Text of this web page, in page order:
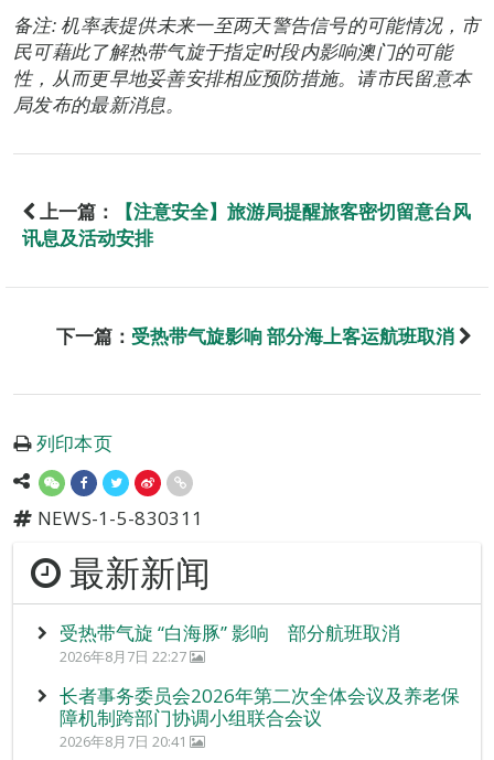
备注: 机率表提供未来一至两天警告信号的可能情况，市
民可藉此了解热带气旋于指定时段内影响澳门的可能
性，从而更早地妥善安排相应预防措施。请市民留意本
局发布的最新消息。
上一篇：
【注意安全】旅游局提醒旅客密切留意台风
讯息及活动安排
下一篇： 受热带气旋影响 部分海上客运航班取消
列印本页
NEWS-1-5-830311
最新新闻
受热带气旋 “白海豚” 影响 部分航班取消
2026年8月7日 22:27
长者事务委员会2026年第二次全体会议及养老保
障机制跨部门协调小组联合会议
2026年8月7日 20:41